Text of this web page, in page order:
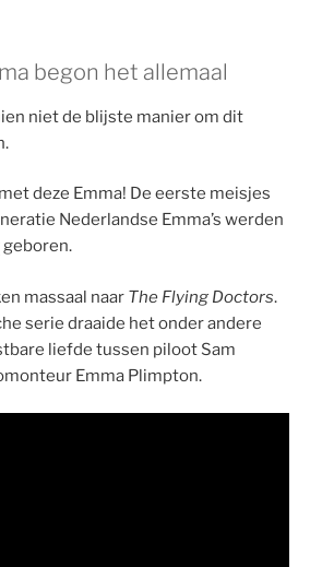
begon het allemaal
niet de blijste manier om dit
deze Emma! De eerste meisjes
Nederlandse Emma’s werden
geboren.
massaal naar The Flying Doctors.
serie draaide het onder andere
liefde tussen piloot Sam
Emma Plimpton.